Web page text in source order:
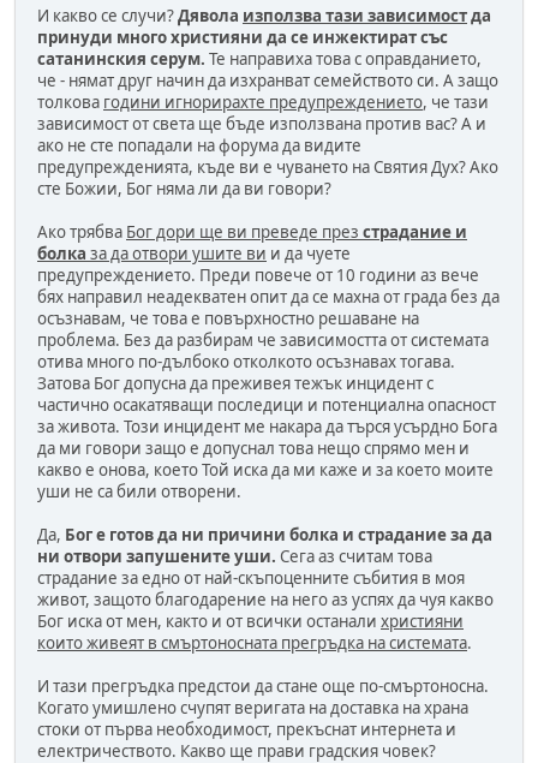
И какво се случи?Дявола използва тази зависимостда
принуди много християни да се инжектират със
сатанинския серум. Те направиха това с оправданието,
че - нямат друг начин да изхранват семейството си. А защо
толкова години игнорирахте предупреждението, че тази
зависимост от света ще бъде използвана против вас? А и
ако не сте попадали на форума да видите
предупрежденията, къде ви е чуването на Святия Дух? Ако
сте Божии, Бог няма ли да ви говори?
Ако трябва Бог дори ще ви преведе през страдание и
болка за да отвори ушите ви и да чуете
предупреждението. Преди повече от 10 години аз вече
бях направил неадекватен опит да се махна от града без да
осъзнавам, че това е повърхностно решаване на
проблема. Без да разбирам че зависимостта от системата
отива много по-дълбоко отколкото осъзнавах тогава.
Затова Бог допусна да преживея тежък инцидент с
частично осакатяващи последици и потенциална опасност
за живота. Този инцидент ме накара да търся усърдно Бога
да ми говори защо е допуснал това нещо спрямо мен и
какво е онова, което Той иска да ми каже и за което моите
уши не са били отворени.
Да, Бог е готов да ни причини болка и страдание за да
ни отвори запушените уши. Сега аз считам това
страдание за едно от най-скъпоценните събития в моя
живот, защото благодарение на него аз успях да чуя какво
Бог иска от мен, както и от всички останали християни
които живеят в смъртоносната прегръдка на системата.
И тази прегръдка предстои да стане още по-смъртоносна.
Когато умишлено счупят веригата на доставка на храна
стоки от първа необходимост, прекъснат интернета и
електричеството. Какво ще прави градския човек?